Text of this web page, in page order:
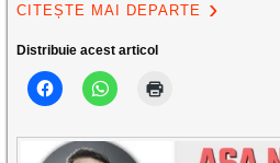
CITEȘTE MAI DEPARTE
Distribuie acest articol